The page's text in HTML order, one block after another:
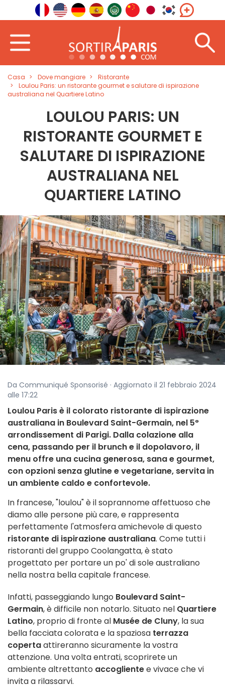
Casa Dove mangiare
Ristorante
Loulou Paris: un ristorante gourmet e salutare di ispirazione
australiana nel Quartiere Latino
LOULOU PARIS: UN
RISTORANTE GOURMET E
SALUTARE DI ISPIRAZIONE
AUSTRALIANA NEL
QUARTIERE LATINO
Da Communiqué Sponsorisé · Aggiornato il 21 febbraio 2024
alle 17:22
Loulou Paris è il colorato ristorante di ispirazione
australiana in Boulevard Saint-Germain, nel 5°
arrondissement di Parigi. Dalla colazione alla
cena, passando per il brunch e il dopolavoro, il
menu offre una cucina generosa, sana e gourmet,
con opzioni senza glutine e vegetariane, servita in
un ambiente caldo e confortevole.
In francese, "loulou" è il soprannome affettuoso che
diamo alle persone più care, e rappresenta
perfettamente l'atmosfera amichevole di questo
ristorante di ispirazione australiana. Come tutti i
ristoranti del gruppo Coolangatta, è stato
progettato per portare un po' di sole australiano
nella nostra bella capitale francese.
Infatti, passeggiando lungo Boulevard Saint-
Germain, è difficile non notarlo. Situato nel Quartiere
Latino, proprio di fronte al Musée de Cluny, la sua
bella facciata colorata e la spaziosa terrazza
copertaattireranno sicuramente la vostra
attenzione. Una volta entrati, scoprirete un
ambiente altrettanto accoglientee vivace che vi
invita a rilassarvi.